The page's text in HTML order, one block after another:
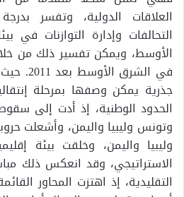
العلاقات الدولية، وتفسر
التحالفات وإدارة التوازنات
الأوسط، ويمكن تفسير ذلك من
في
جذرية يمكن وصفها بمرحلة
الحدود الوطنية، إذ أدت إلى
وتونس وليبيا واليمن، وأشعلت
وليبيا واليمن، وخلقت بيئة
الاستراتيجي، وقد انعكس ذلك
التقليدية، إذ اهتزت المحاور